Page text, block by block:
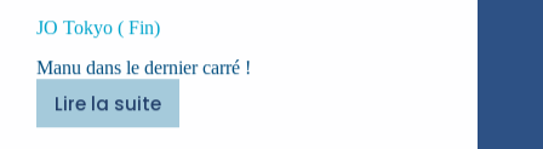
JO Tokyo ( Fin)
Manu dans le dernier carré !
Lire la suite
JO